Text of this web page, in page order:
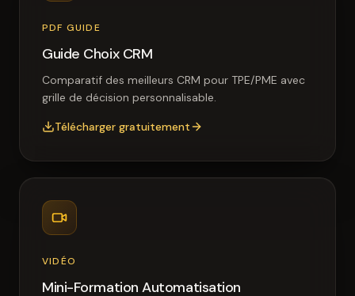
PDF GUIDE
Guide Choix CRM
Comparatif des meilleurs CRM pour TPE/PME avec
grille de décision personnalisable.
Télécharger gratuitement
VIDÉO
Mini-Formation Automatisation